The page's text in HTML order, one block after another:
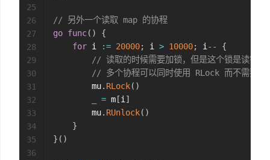
// 另外一个读取 map 的协程
go func( )
{
for i := 20000; i > 10000; i--
{
// 读取的时候需要加锁，但是这个锁是读锁
// 多个协程可以同时使用 RLock 而不需要等
        mu
. RLock( )
= m [i]
        mu
. RUnlock( )
}
} ( )
25
26
27
28
29
30
31
32
33
34
35
36